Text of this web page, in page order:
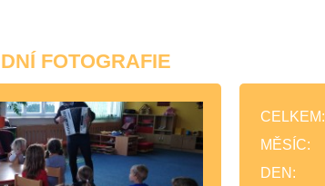
FOTOGRAFIE
CELKEM:
MĚSÍC:
DEN: